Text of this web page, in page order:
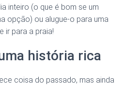
inteiro (o que é bom se um
opção) ou alugue-o para uma
ir para a praia!
história rica
coisa do passado, mas ainda